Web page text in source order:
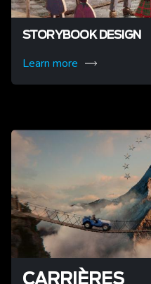
STORYBOOK DESIGN
Learn more
CARRIÈRES